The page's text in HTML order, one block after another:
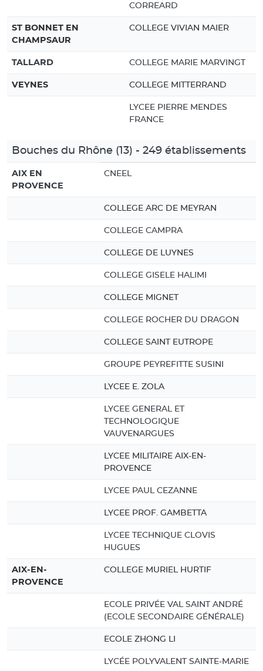
CORREARD
ST BONNET EN
CHAMPSAUR
COLLEGE VIVIAN MAIER
TALLARD COLLEGE MARIE MARVINGT
VEYNES COLLEGE MITTERRAND
LYCEE PIERRE MENDES
FRANCE
Bouches du Rhône (13) - 249 établissements
AIX EN
PROVENCE
CNEEL
COLLEGE ARC DE MEYRAN
COLLEGE CAMPRA
COLLEGE DE LUYNES
COLLEGE GISELE HALIMI
COLLEGE MIGNET
COLLEGE ROCHER DU DRAGON
COLLEGE SAINT EUTROPE
GROUPE PEYREFITTE SUSINI
LYCEE E. ZOLA
LYCEE GENERAL ET
TECHNOLOGIQUE
VAUVENARGUES
LYCEE MILITAIRE AIX-EN-
PROVENCE
LYCEE PAUL CEZANNE
LYCEE PROF. GAMBETTA
LYCEE TECHNIQUE CLOVIS
HUGUES
AIX-EN-
PROVENCE
COLLEGE MURIEL HURTIF
ECOLE PRIVÉE VAL SAINT ANDRÉ
(ECOLE SECONDAIRE GÉNÉRALE)
ECOLE ZHONG LI
LYCÉE POLYVALENT SAINTE-MARIE